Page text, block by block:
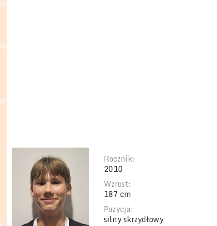
Rocznik:
2010
Wzrost:
187 cm
Pozycja:
silny skrzydłowy